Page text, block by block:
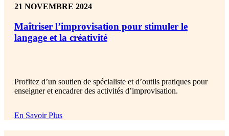
21 NOVEMBRE 2024
Maîtriser l’improvisation pour stimuler le
langage et la créativité
Profitez d’un soutien de spécialiste et d’outils pratiques pour
enseigner et encadrer des activités d’improvisation.
En Savoir Plus